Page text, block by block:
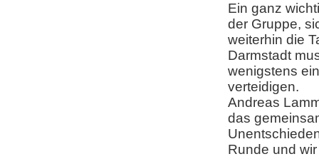
Ein ganz
der Gruppe,
weiterhin die
Darmstadt
wenigstens
verteidigen.
Andreas
das
Runde und